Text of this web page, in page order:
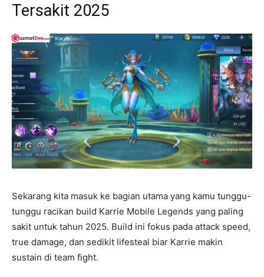
Tersakit 2025
Sekarang kita masuk ke bagian utama yang kamu tunggu-
tunggu racikan build Karrie Mobile Legends yang paling
sakit untuk tahun 2025. Build ini fokus pada attack speed,
true damage, dan sedikit lifesteal biar Karrie makin
sustain di team fight.